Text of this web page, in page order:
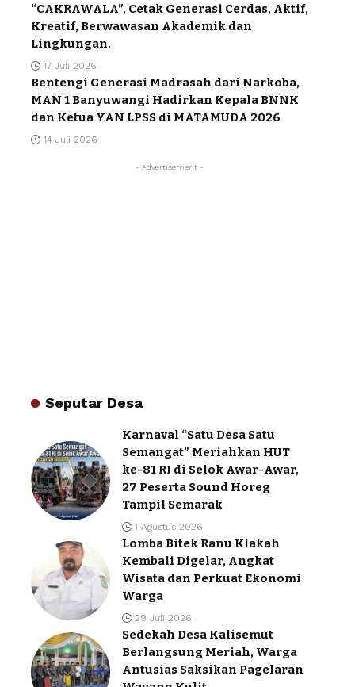
“CAKRAWALA”, Cetak Generasi Cerdas, Aktif,
Kreatif, Berwawasan Akademik dan
Lingkungan.
17 Juli 2026
Bentengi Generasi Madrasah dari Narkoba,
MAN 1 Banyuwangi Hadirkan Kepala BNNK
dan Ketua YAN LPSS di MATAMUDA 2026
14 Juli 2026
- Advertisement -
Seputar Desa
Karnaval “Satu Desa Satu
Semangat” Meriahkan HUT
ke-81 RI di Selok Awar-Awar,
27 Peserta Sound Horeg
Tampil Semarak
1 Agustus 2026
Lomba Bitek Ranu Klakah
Kembali Digelar, Angkat
Wisata dan Perkuat Ekonomi
Warga
29 Juli 2026
Sedekah Desa Kalisemut
Berlangsung Meriah, Warga
Antusias Saksikan Pagelaran